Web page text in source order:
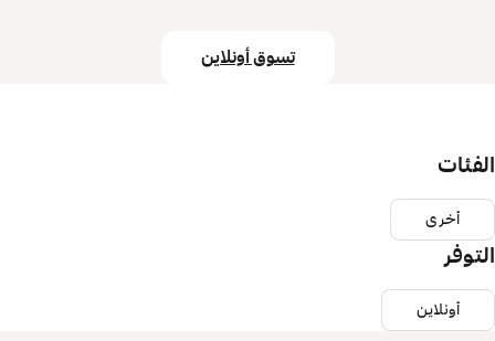
تسوق أونلاين
الفئات
أخرى
التوفر
أونلاين